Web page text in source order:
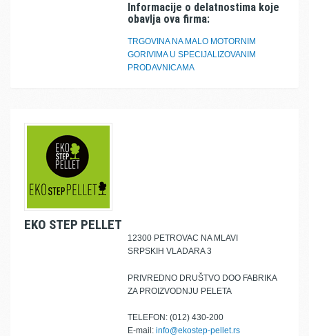
Informacije o delatnostima koje
obavlja ova firma:
TRGOVINA NA MALO MOTORNIM
GORIVIMA U SPECIJALIZOVANIM
PRODAVNICAMA
EKO STEP PELLET
12300 PETROVAC NA MLAVI
SRPSKIH VLADARA 3
PRIVREDNO DRUŠTVO DOO FABRIKA
ZA PROIZVODNJU PELETA
TELEFON: (012) 430-200
E-mail: info@ekostep-pellet.rs